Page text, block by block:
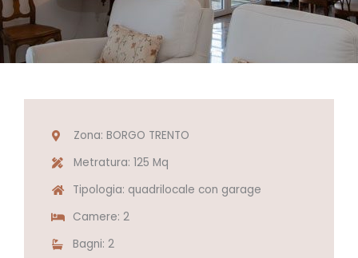
Zona: BORGO TRENTO
Metratura: 125 Mq
Tipologia: quadrilocale con garage
Camere: 2
Bagni: 2